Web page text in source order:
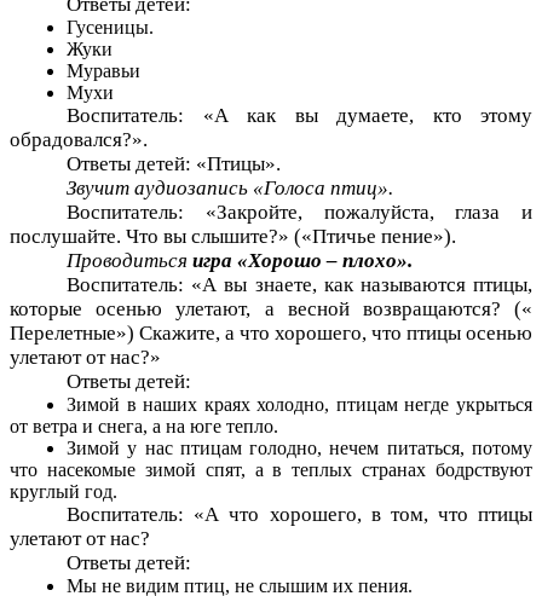
Гусеницы.
Жуки
Муравьи
Мухи
Воспитатель: «А как вы думаете, кто этому
обрадовался?».
Ответы детей: «Птицы».
Звучит аудиозапись «Голоса птиц».
Воспитатель: «Закройте, пожалуйста, глаза и
послушайте. Что вы слышите?» («Птичье пение»).
Проводитьсяигра «Хорошо – плохо».
Воспитатель: «А вы знаете, как называются птицы,
которые осенью улетают, а весной возвращаются? («
Перелетные») Скажите, а что хорошего, что птицы осенью
улетают от нас?»
Ответы детей:
Зимой в наших краях холодно, птицам негде укрыться
от ветра и снега, а на юге тепло.
Зимой у нас птицам голодно, нечем питаться, потому
что насекомые зимой спят, а в теплых странах бодрствуют
круглый год.
Воспитатель: «А что хорошего, в том, что птицы
улетают от нас?
Ответы детей:
Мы не видим птиц, не слышим их пения.